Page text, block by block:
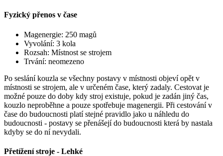
Fyzický přenos v čase
Magenergie: 250 magů
Vyvolání: 3 kola
Rozsah: Místnost se strojem
Trvání: neomezeno
Po seslání kouzla se všechny postavy v místnosti objeví opět v
místnosti se strojem, ale v určeném čase, který zadaly. Cestovat je
možné pouze do doby kdy stroj existuje, pokud je zadán jiný čas,
kouzlo neproběhne a pouze spotřebuje magenergii. Při cestování v
čase do budoucnosti platí stejné pravidlo jako u náhledu do
budoucnosti - postavy se přenášejí do budoucnosti která by nastala
kdyby se do ní nevydali.
Přetížení stroje - Lehké